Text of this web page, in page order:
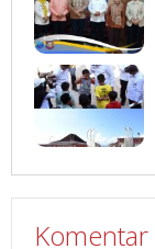
Komentar